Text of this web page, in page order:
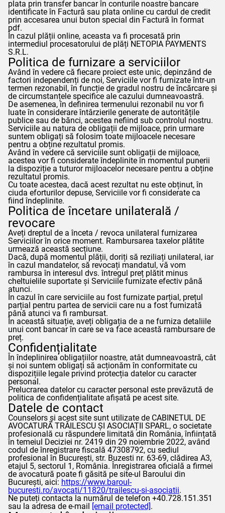
plata prin transfer bancar în conturile noastre bancare
identificate în Factură sau plata online cu cardul de credit
prin accesarea unui buton special din Factură în format
pdf.
În cazul plății online, aceasta va fi procesată prin
intermediul procesatorului de plăți NETOPIA PAYMENTS
S.R.L.
Politica de furnizare a serviciilor
Având în vedere că fiecare proiect este unic, depinzând de
factori independenți de noi, Serviciile vor fi furnizate într-un
termen rezonabil, în funcție de gradul nostru de încărcare și
de circumstanțele specifice ale cazului dumneavoastră.
De asemenea, în definirea termenului rezonabil nu vor fi
luate în considerare întârzierile generate de autoritățile
publice sau de bănci, acestea nefiind sub controlul nostru.
Serviciile au natura de obligații de mijloace, prin urmare
suntem obligați să folosim toate mijloacele necesare
pentru a obține rezultatul promis.
Având în vedere că serviciile sunt obligații de mijloace,
acestea vor fi considerate îndeplinite în momentul punerii
la dispoziție a tuturor mijloacelor necesare pentru a obține
rezultatul promis.
Cu toate acestea, dacă acest rezultat nu este obținut, în
ciuda eforturilor depuse, Serviciile vor fi considerate ca
fiind îndeplinite.
Politica de încetare unilaterală /
revocare
Aveți dreptul de a înceta / revoca unilateral furnizarea
Serviciilor în orice moment. Rambursarea taxelor plătite
urmează această secțiune.
Dacă, după momentul plății, doriți să reziliați unilateral, iar
în cazul mandatelor, să revocați mandatul, vă vom
rambursa în interesul dvs. întregul preț plătit minus
cheltuielile suportate și Serviciile furnizate efectiv până
atunci.
În cazul în care serviciile au fost furnizate parțial, prețul
parțial pentru partea de servicii care nu a fost furnizată
până atunci va fi rambursat.
În această situație, aveți obligația de a ne furniza detaliile
unui cont bancar în care se va face această rambursare de
preț.
Confidențialitate
În îndeplinirea obligațiilor noastre, atât dumneavoastră, cât
și noi suntem obligați să acționăm în conformitate cu
dispozițiile legale privind protecția datelor cu caracter
personal.
Prelucrarea datelor cu caracter personal este prevăzută de
politica de confidențialitate afișată pe acest site.
Datele de contact
Counselors și acest site sunt utilizate de CABINETUL DE
AVOCATURĂ TRĂILESCU ȘI ASOCIAȚII SPARL, o societate
profesională cu răspundere limitată din România, înființată
în temeiul Deciziei nr. 2419 din 29 noiembrie 2022, având
codul de înregistrare fiscală 47308792, cu sediul
profesional în București, str. Buzesti nr. 63-69, clădirea A3,
etajul 5, sectorul 1, România. Înregistrarea oficială a firmei
de avocatură poate fi găsită pe site-ul Baroului din
București, aici: https://www.baroul-
bucuresti.ro/avocati/11820/trailescu-si-asociatii.
Ne puteți contacta la numărul de telefon +40.728.151.351
sau la adresa de e-mail [email protected].